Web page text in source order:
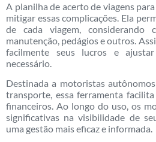
A planilha de acerto de viagens
mitigar essas complicações. Ela
de cada viagem, considerando
manutenção, pedágios e outros.
facilmente seus lucros e
necessário.
Destinada a motoristas
transporte, essa ferramenta
financeiros. Ao longo do uso, os
significativas na visibilidade de
uma gestão mais eficaz e informada.